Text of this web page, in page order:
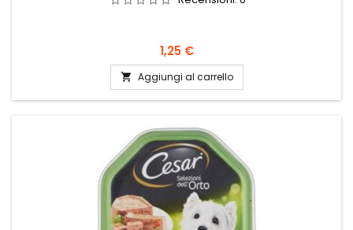
Prezzo
1,25 €
 Aggiungi al carrello